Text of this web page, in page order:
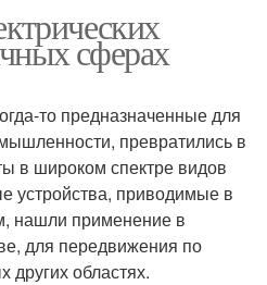
сферах
то предназначенные для
превратились в
в широком спектре видов
устройства, приводимые в
нашли применение в
для передвижения по
других областях.